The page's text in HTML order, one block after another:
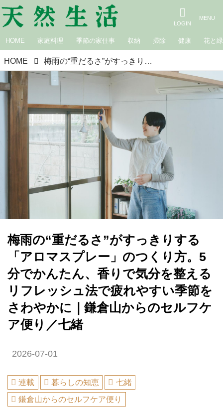
HOME 家庭料理 季節の家仕事 収納 掃除 健康 花と緑
HOME 梅雨の“重だるさ”がすっきりする「アロマスプレー」のつくり方。5分でかんたん、香りで気分を整えるリフレッシュ法で疲れやすい季節をさわやかに｜鎌倉山からのセルフケア便り／七緒
梅雨の“重だるさ”がすっきりする
「アロマスプレー」のつくり方。5
分でかんたん、香りで気分を整える
リフレッシュ法で疲れやすい季節を
さわやかに｜鎌倉山からのセルフケ
ア便り／七緒
2026-07-01
連載 暮らしの知恵
七緒
鎌倉山からのセルフケア便り